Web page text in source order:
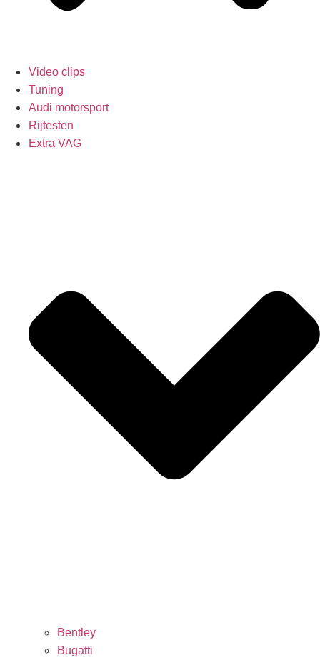
Video clips
Tuning
Audi motorsport
Rijtesten
Extra VAG
Bentley
Bugatti